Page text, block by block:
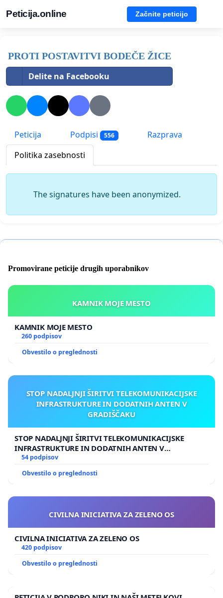
Peticija.online Začnite peticijo
PROTI POSTAVITVI BODEČE ŽICE
Delite na Facebooku
Peticija Podpisi 556
Razprava
Politika zasebnosti
The signatures have been anonymized.
Promovirane peticije drugih uporabnikov
KAMNIK MOJE MESTO
KAMNIK MOJE MESTO
260 podpisov
Obvestilo o preglednosti
STOP NADALJNJI ŠIRITVI TELEKOMUNIKACIJSKE
INFRASTRUKTURE IN DODATNIH ANTEN V
GRADIŠČAKU
STOP NADALJNJI ŠIRITVI TELEKOMUNIKACIJSKE
INFRASTRUKTURE IN DODATNIH ANTEN V
GRADIŠČAKU
54 podpisov
Obvestilo o preglednosti
CIVILNA INICIATIVA ZA ZELENO OS
CIVILNA INICIATIVA ZA ZELENO OS
420 podpisov
Obvestilo o preglednosti